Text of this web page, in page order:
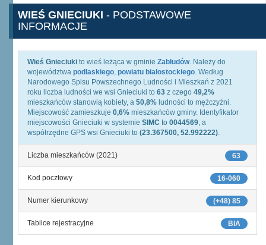
WIEŚ GNIECIUKI - PODSTAWOWE
INFORMACJE
Wieś Gnieciuki to wieś leżąca w gminie Zabłudów. Należy do
województwa podlaskiego, powiatu białostockiego. Według
Narodowego Spisu Powszechnego Ludności i Mieszkań z 2021
roku liczba ludności we wsi Gnieciuki to 63 z czego 49,2%
mieszkańców stanowią kobiety, a 50,8% ludności to mężczyźni.
Miejscowość zamieszkuje 0,6% mieszkańców gminy. Identyfikator
miejscowości Gnieciuki w systemie SIMC to 0044569, a
współrzędne GPS wsi Gnieciuki to (23.367500, 52.992222).
63
Liczba mieszkańców (2021)
16-060
Kod pocztowy
(+48) 85
Numer kierunkowy
BIA
Tablice rejestracyjne